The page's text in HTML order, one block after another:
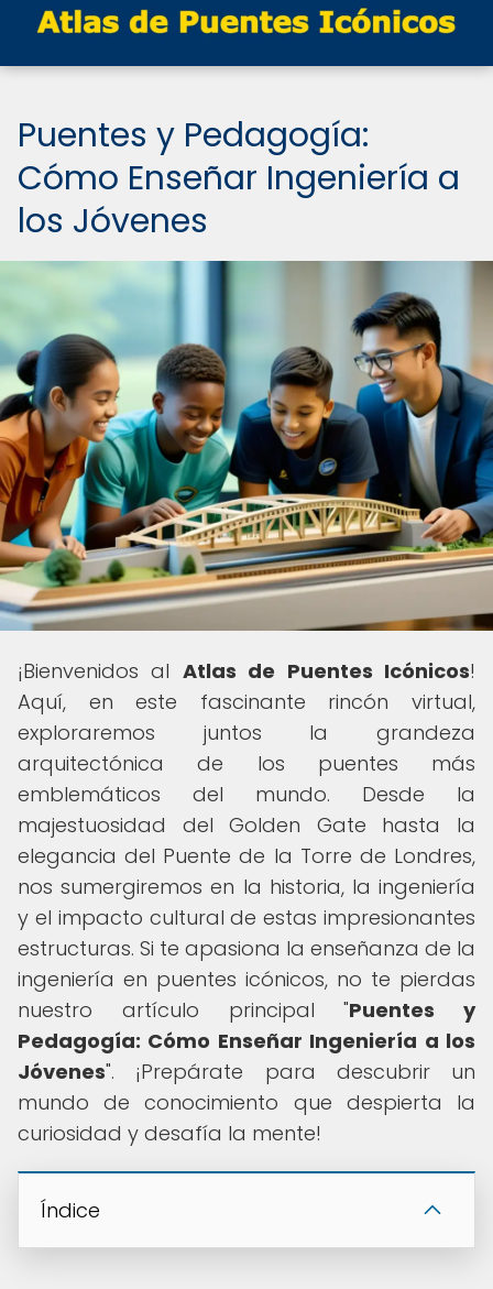
Puentes y Pedagogía:
Cómo Enseñar Ingeniería a
los Jóvenes
¡Bienvenidos al Atlas de Puentes Icónicos!
Aquí, en este fascinante rincón virtual,
exploraremos juntos la grandeza
arquitectónica de los puentes más
emblemáticos del mundo. Desde la
majestuosidad del Golden Gate hasta la
elegancia del Puente de la Torre de Londres,
nos sumergiremos en la historia, la ingeniería
y el impacto cultural de estas impresionantes
estructuras. Si te apasiona la enseñanza de la
ingeniería en puentes icónicos, no te pierdas
nuestro artículo principal "Puentes y
Pedagogía: Cómo Enseñar Ingeniería a los
Jóvenes". ¡Prepárate para descubrir un
mundo de conocimiento que despierta la
curiosidad y desafía la mente!
Índice